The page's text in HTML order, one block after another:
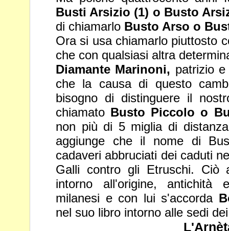
Busti Arsizio (1) o Busto
di chiamarlo Busto Arso o
Ora si usa chiamarlo piuttosto
che con qualsiasi altra
Diamante Marinoni, patrizio
che la causa di questo
bisogno di distinguere il
chiamato Busto Piccolo o
non più di 5 miglia di
aggiunge che il nome di
cadaveri abbruciati dei caduti
Galli contro gli Etruschi. Ciò
intorno all'origine, antichità
milanesi e con lui s'accorda
nel suo libro intorno alle sedi